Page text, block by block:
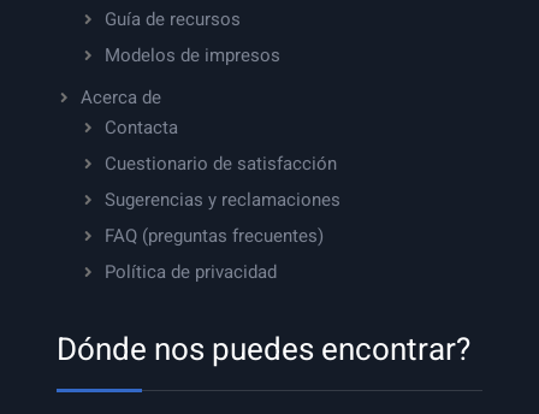
Guía de recursos
Modelos de impresos
Acerca de
Contacta
Cuestionario de satisfacción
Sugerencias y reclamaciones
FAQ (preguntas frecuentes)
Política de privacidad
Dónde nos puedes encontrar?